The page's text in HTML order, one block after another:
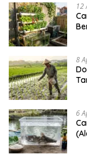
12
8
6